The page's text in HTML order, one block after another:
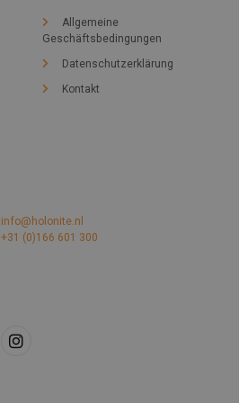
Allgemeine
Geschäftsbedingungen
Datenschutzerklärung
Kontakt
info@holonite.nl
+31 (0)166 601 300